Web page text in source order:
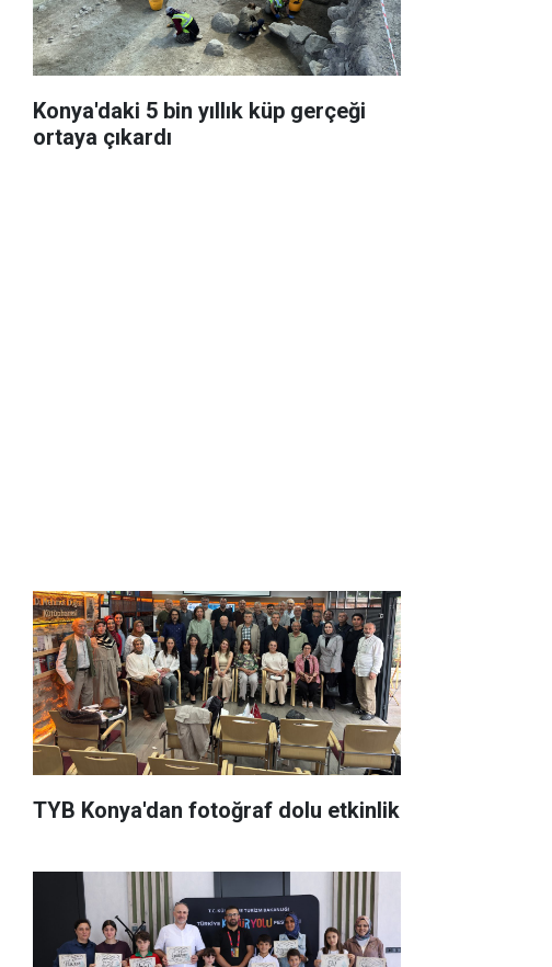
Konya'daki 5 bin yıllık küp gerçeği
ortaya çıkardı
TYB Konya'dan fotoğraf dolu etkinlik